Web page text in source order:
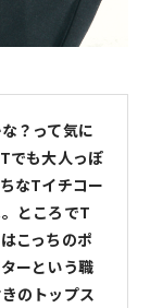
？って気に
でも大人っぽ
なTイチコー
ところでT
こっちのポ
ーという職
のトップス